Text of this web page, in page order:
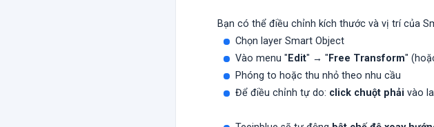
Bạn có thể điều chỉnh kích thước và vị trí của
Chọn layer Smart Object
Vào menu " Edit" → " Free Transform"
Phóng to hoặc thu nhỏ theo nhu cầu
Để điều chỉnh tự do: click chuột phải vào